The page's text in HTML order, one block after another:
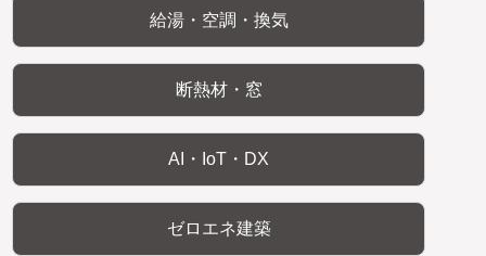
給湯・空調・換気
断熱材・窓
AI・IoT・DX
ゼロエネ建築